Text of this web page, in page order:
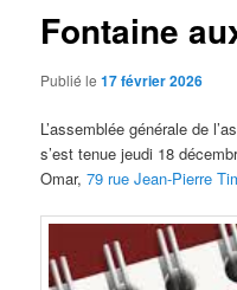
Fontaine
Publié le17 février 2026
L’assemblée générale de
s’est tenue jeudi 18
Omar,79 rue Jean-Pierre